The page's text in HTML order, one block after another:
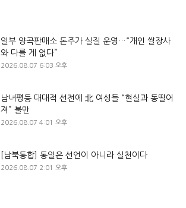
일부 양곡판매소 돈주가 실질 운영…“개인 쌀장사
와 다를 게 없다”
2026.08.07 6:03 오후
남녀평등 대대적 선전에 北 여성들 “현실과 동떨어
져” 불만
2026.08.07 4:01 오후
[남북통합] 통일은 선언이 아니라 실천이다
2026.08.07 2:01 오후